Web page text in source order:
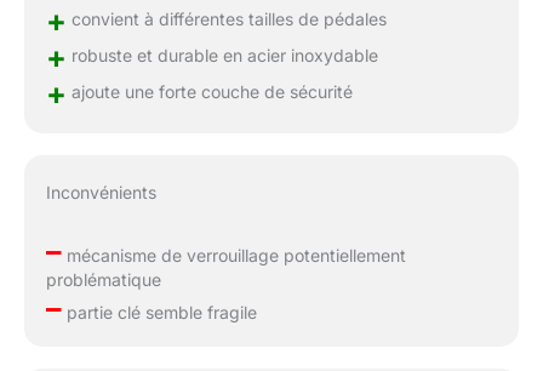
+ convient à différentes tailles de pédales
+ robuste et durable en acier inoxydable
+ ajoute une forte couche de sécurité
Inconvénients
–mécanisme de verrouillage potentiellement
problématique
–partie clé semble fragile